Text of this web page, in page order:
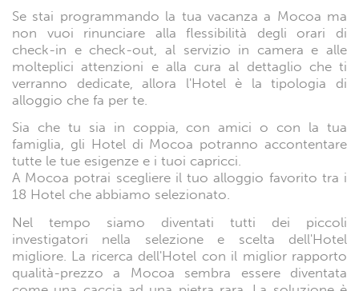
Se stai programmando la tua vacanza a Mocoa ma
non vuoi rinunciare alla flessibilità degli orari di
check-in e check-out, al servizio in camera e alle
molteplici attenzioni e alla cura al dettaglio che ti
verranno dedicate, allora l'Hotel è la tipologia di
alloggio che fa per te.
Sia che tu sia in coppia, con amici o con la tua
famiglia, gli Hotel di Mocoa potranno accontentare
tutte le tue esigenze e i tuoi capricci.
A Mocoa potrai scegliere il tuo alloggio favorito tra i
18 Hotel che abbiamo selezionato.
Nel tempo siamo diventati tutti dei piccoli
investigatori nella selezione e scelta dell'Hotel
migliore. La ricerca dell'Hotel con il miglior rapporto
qualità-prezzo a Mocoa sembra essere diventata